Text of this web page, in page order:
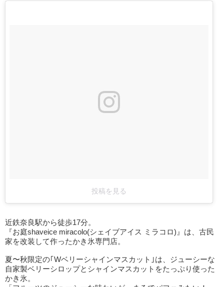
投稿を見る
近鉄奈良駅から徒歩17分。
『お庭shaveice miracolo(シェイブアイス ミラコロ)』は、古民
家を改装して作ったかき氷専門店。
夏〜秋限定の｢Wベリーシャインマスカット｣は、ジューシーな
自家製ベリーシロップとシャインマスカットをたっぷり使った
かき氷。